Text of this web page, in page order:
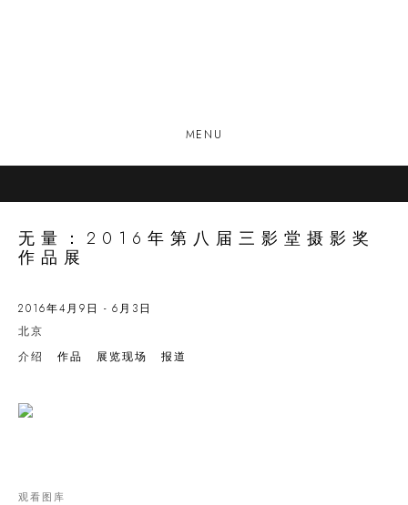
MENU
无量：2016年第八届三影堂摄影奖
作品展
2016年4月9日 - 6月3日
北京
介绍
作品 展览现场 报道
观看图库